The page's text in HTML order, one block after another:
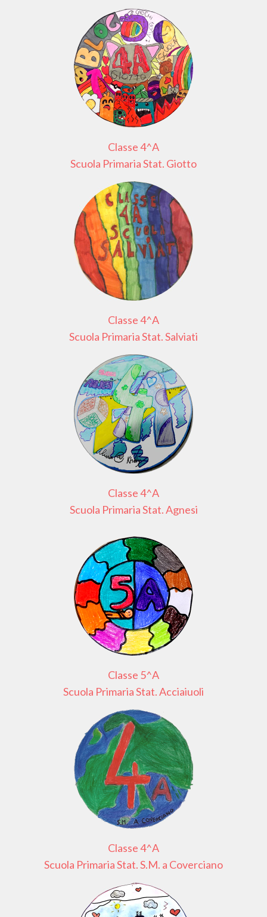
Classe 4^A
Scuola Primaria Stat. Giotto
Classe 4^A
Scuola Primaria Stat. Salviati
Classe 4^A
Scuola Primaria Stat. Agnesi
Classe 5^A
Scuola Primaria Stat. Acciaiuoli
Classe 4^A
Scuola Primaria Stat. S.M. a Coverciano